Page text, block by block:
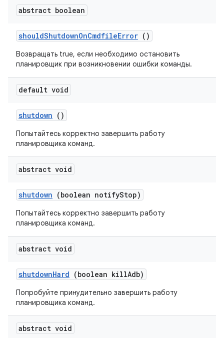
abstract boolean
shouldShutdownOnCmdfileError ()
Возвращать true, если необходимо остановить
планировщик при возникновении ошибки команды.
default void
shutdown ()
Попытайтесь корректно завершить работу
планировщика команд.
abstract void
shutdown (boolean notifyStop)
Попытайтесь корректно завершить работу
планировщика команд.
abstract void
shutdownHard (boolean killAdb)
Попробуйте принудительно завершить работу
планировщика команд.
abstract void